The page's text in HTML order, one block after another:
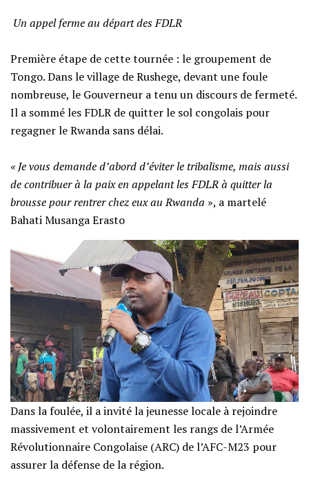
Un appel ferme au départ des FDLR
‎​Première étape de cette tournée : le groupement de
Tongo. Dans le village de Rushege, devant une foule
nombreuse, le Gouverneur a tenu un discours de fermeté.
Il a sommé les FDLR de quitter le sol congolais pour
regagner le Rwanda sans délai.
‎​« Je vous demande d’abord d’éviter le tribalisme, mais aussi
de contribuer à la paix en appelant les FDLR à quitter la
brousse pour rentrer chez eux au Rwanda », a martelé
Bahati Musanga Erasto
Dans la foulée, il a invité la jeunesse locale à rejoindre
massivement et volontairement les rangs de l’Armée
Révolutionnaire Congolaise (ARC) de l’AFC-M23 pour
assurer la défense de la région.